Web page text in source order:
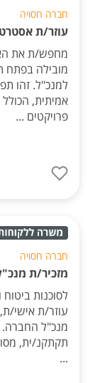
חברה חסויה
עוזר/ת
מחפש/ת את
מובילה בפתח
למנכ"ל. זהו
אמיתית,
פרויקטים ...
חברה חסויה
מזכיר/ת
לסוכנות
עוזר/ת אישי/
מנכ"ל
תקתקנ/ית,
...